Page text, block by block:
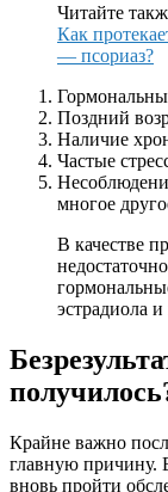
Читайте
Как
— псориаз?
Поздний
Наличие
Частые
многое
В качестве
эстрадиола и
Крайне важно
главную причину.
вновь пройти